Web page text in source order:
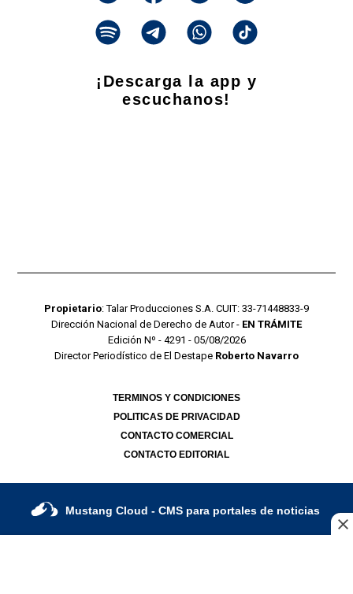
¡Descarga la app y
escuchanos!
Propietario: Talar Producciones S.A. CUIT: 33-71448833-9
Dirección Nacional de Derecho de Autor - EN TRÁMITE
Edición Nº - 4291 - 05/08/2026
Director Periodístico de El Destape Roberto Navarro
TERMINOS Y CONDICIONES
POLITICAS DE PRIVACIDAD
CONTACTO COMERCIAL
CONTACTO EDITORIAL
Mustang Cloud - CMS para portales de noticias